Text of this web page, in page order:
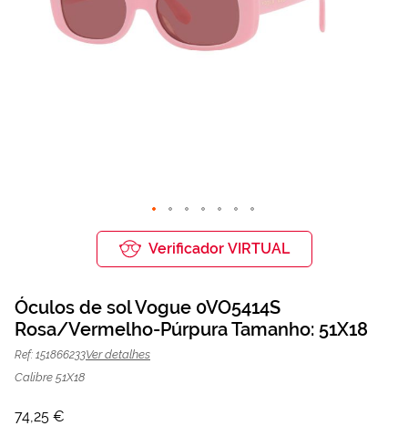
Óculos de sol Vogue 0VO5414S
Rosa/Vermelho-Púrpura | Mais
Optica
74,25 €
Galeria
de
imagens
Verificador VIRTUAL
Óculos de sol Vogue 0VO5414S
Rosa/Vermelho-Púrpura Tamanho: 51X18
Ref: 151866233Ver detalhes
Calibre 51X18
74,25 €